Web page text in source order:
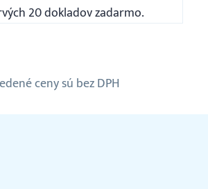
20 dokladov zadarmo.
ceny sú bez DPH